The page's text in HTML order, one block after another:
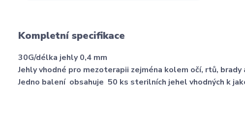
Kompletní specifikace
30G/délka jehly 0,4 mm
Jehly vhodné pro mezoterapii zejména kolem očí, rtů,
Jedno balení obsahuje 50 ks sterilních jehel vhodných k